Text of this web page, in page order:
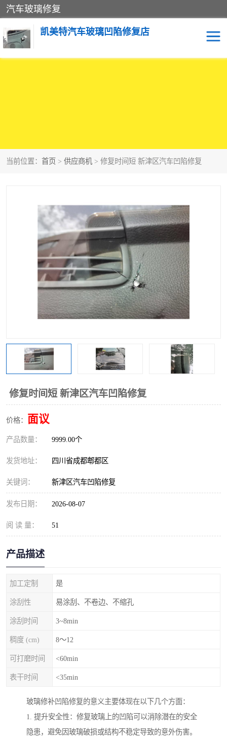
汽车玻璃修复
凯美特汽车玻璃凹陷修复店
当前位置： 首页 > 供应商机 > 修复时间短 新津区汽车凹陷修复
修复时间短 新津区汽车凹陷修复
价格： 面议
产品数量： 9999.00个
发货地址： 四川省成都郫都区
关键词： 新津区汽车凹陷修复
发布日期： 2026-08-07
阅 读 量： 51
产品描述
加工定制 是
涂刮性 易涂刮、不卷边、不缩孔
涂刮时间 3~8min
稠度 (cm) 8～12
可打磨时间 <60min
表干时间 <35min
玻璃修补凹陷修复的意义主要体现在以下几个方面：
1. 提升安全性：修复玻璃上的凹陷可以消除潜在的安全
隐患，避免因玻璃破损或结构不稳定导致的意外伤害。